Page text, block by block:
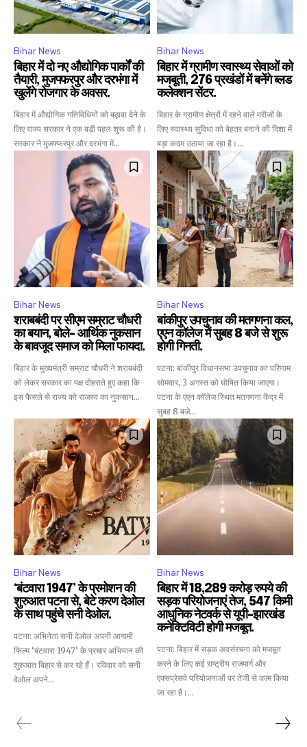
Bihar News
बिहार में दो नए औद्योगिक पार्कों की
तैयारी, मुजफ्फरपुर और दरभंगा में
खुलेंगे रोजगार के अवसर.
बिहार में औद्योगिक गतिविधियों को बढ़ावा देने के
लिए राज्य सरकार ने एक बड़ी पहल शुरू की है।
सरकार ने मुजफ्फरपुर और दरभंगा में...
Bihar News
बिहार में ग्रामीण स्वास्थ्य सेवाओं को
मजबूती, 276 प्रखंडों में बनेंगे ब्लड
कलेक्शन सेंटर.
बिहार के ग्रामीण क्षेत्रों में रहने वाले मरीजों के
लिए स्वास्थ्य सुविधा को बेहतर बनाने की दिशा में
बड़ा कदम उठाया जा रहा है।...
Bihar News
शराबबंदी पर सीएम सम्राट चौधरी
का बयान, बोले- आर्थिक नुकसान
के बावजूद समाज को मिला फायदा.
बिहार के मुख्यमंत्री सम्राट चौधरी ने शराबबंदी
को लेकर सरकार का पक्ष दोहराते हुए कहा कि
इस फैसले से राज्य को राजस्व का नुकसान...
Bihar News
बांकीपुर उपचुनाव की मतगणना कल,
एएन कॉलेज में सुबह 8 बजे से शुरू
होगी गिनती.
पटना: बांकीपुर विधानसभा उपचुनाव का परिणाम
सोमवार, 3 अगस्त को घोषित किया जाएगा।
पटना के एएन कॉलेज स्थित मतगणना केंद्र में
सुबह 8 बजे...
Bihar News
‘बंटवारा 1947’ के प्रमोशन की
शुरुआत पटना से, बेटे करण देओल
के साथ पहुंचे सनी देओल.
पटना: अभिनेता सनी देओल अपनी आगामी
फिल्म ‘बंटवारा 1947’ के प्रचार अभियान की
शुरुआत बिहार से कर रहे हैं। रविवार को सनी
देओल अपने...
Bihar News
बिहार में 18,289 करोड़ रुपये की
सड़क परियोजनाएं तेज, 547 किमी
आधुनिक नेटवर्क से यूपी-झारखंड
कनेक्टिविटी होगी मजबूत.
पटना: बिहार में सड़क अवसंरचना को मजबूत
करने के लिए कई राष्ट्रीय राजमार्ग और
एक्सप्रेसवे परियोजनाओं पर तेजी से काम किया
जा रहा है।...